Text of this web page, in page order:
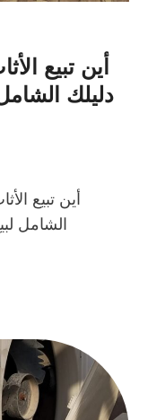
أين تبيع
دليلك
الشامل